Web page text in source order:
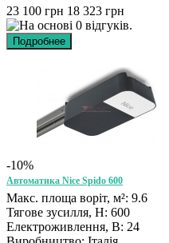
23 100 грн 18 323 грн
-10%
Автоматика Nice Spido 600
Макс. площа воріт, м²: 9.6
Тягове зусилля, Н: 600
Електроживлення, В: 24